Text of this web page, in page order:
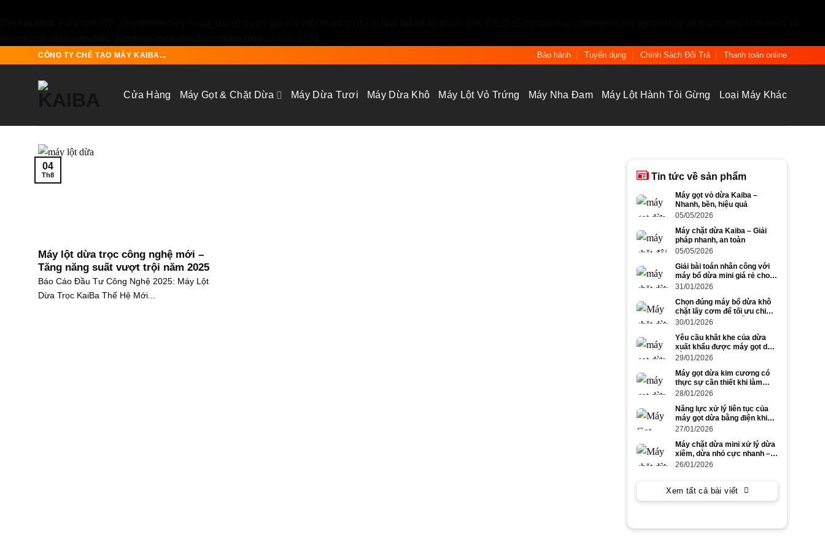
CÔNG TY CHẾ TẠO MÁY KAIBA... Bảo hành Tuyển dụng Chính Sách Đổi Trả Thanh toán online
Cửa Hàng Máy Gọt & Chặt Dừa Máy Dừa Tươi Máy Dừa Khô Máy Lột Vỏ Trứng Máy Nha Đam Máy Lột Hành Tỏi Gừng Loại Máy Khác
Máy lột dừa trọc công nghệ mới –
Tăng năng suất vượt trội năm 2025
Báo Cáo Đầu Tư Công Nghệ 2025: Máy Lột
Dừa Trọc KaiBa Thế Hệ Mới...
04
Th8 Tin tức về sản phẩm
Máy gọt vỏ dừa Kaiba –
Nhanh, bền, hiệu quả
05/05/2026
Máy chặt dừa Kaiba – Giải
pháp nhanh, an toàn
05/05/2026
Giải bài toán nhân công với
máy bổ dừa mini giá rẻ cho
dừa to và dừa nhỏ
31/01/2026
Chọn đúng máy bổ dừa khô
chặt lấy cơm để tối ưu chi
phí và năng suất mỗi ngày
30/01/2026
Yêu cầu khắt khe của dừa
xuất khẩu được máy gọt dừa
bằng điện đáp ứng ra sao?
29/01/2026
Máy gọt dừa kim cương có
thực sự cần thiết khi làm
dừa xuất khẩu số lượng lớn?
28/01/2026
Năng lực xử lý liên tục của
máy gọt dừa bằng điện khi
gọt dừa to trong cao điểm
27/01/2026
Máy chặt dừa mini xử lý dừa
xiêm, dừa nhỏ cực nhanh –
tiết kiệm công lao động
26/01/2026
Xem tất cả bài viết